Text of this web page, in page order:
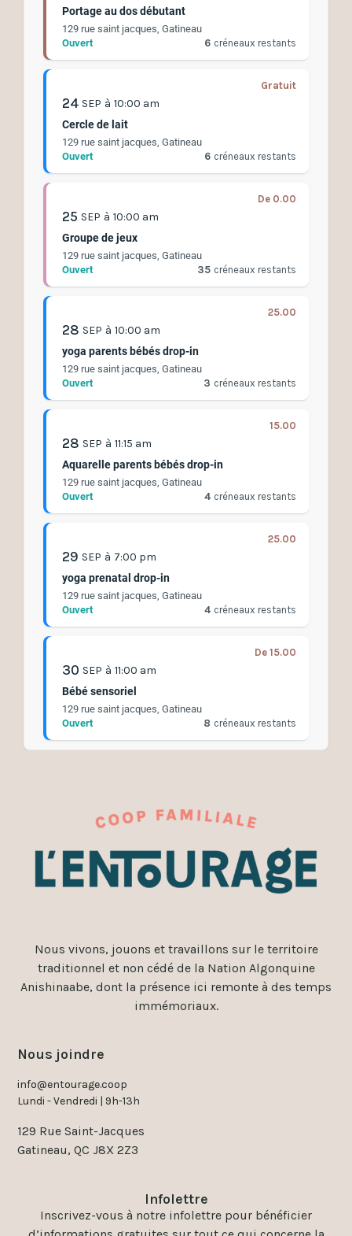
Portage au dos débutant
129 rue saint jacques, Gatineau
Ouvert
6 créneaux restants
Gratuit
24 SEP à 10:00 am
Cercle de lait
129 rue saint jacques, Gatineau
Ouvert
6 créneaux restants
De 0.00
25 SEP à 10:00 am
Groupe de jeux
129 rue saint jacques, Gatineau
Ouvert
35 créneaux restants
25.00
28 SEP à 10:00 am
yoga parents bébés drop-in
129 rue saint jacques, Gatineau
Ouvert
3 créneaux restants
15.00
28 SEP à 11:15 am
Aquarelle parents bébés drop-in
129 rue saint jacques, Gatineau
Ouvert
4 créneaux restants
25.00
29 SEP à 7:00 pm
yoga prenatal drop-in
129 rue saint jacques, Gatineau
Ouvert
4 créneaux restants
De 15.00
30 SEP à 11:00 am
Bébé sensoriel
129 rue saint jacques, Gatineau
Ouvert
8 créneaux restants
Nous vivons, jouons et travaillons sur le territoire
traditionnel et non cédé de la Nation Algonquine
Anishinaabe, dont la présence ici remonte à des temps
immémoriaux.
Nous joindre
info@entourage.coop
Lundi - Vendredi | 9h-13h
129 Rue Saint-Jacques
Gatineau, QC J8X 2Z3
Infolettre
Inscrivez-vous à notre infolettre pour bénéficier